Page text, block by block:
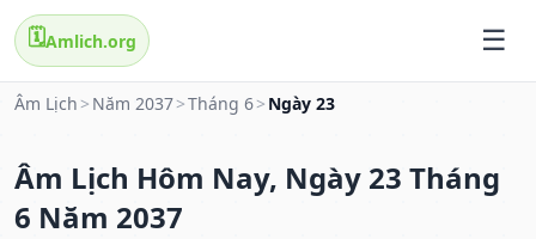
🗓️Amlich.org
Âm Lịch > Năm 2037>Tháng 6> Ngày 23
Âm Lịch Hôm Nay, Ngày 23 Tháng
6 Năm 2037